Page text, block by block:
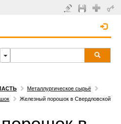
Металлургическое сырьё
Железный порошок в Свердловской